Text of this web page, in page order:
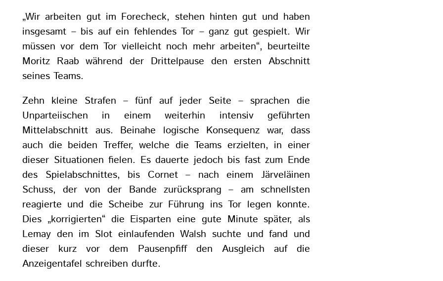
„Wir arbeiten gut im Forecheck, stehen hinten gut und haben
insgesamt – bis auf ein fehlendes Tor – ganz gut gespielt. Wir
müssen vor dem Tor vielleicht noch mehr arbeiten“, beurteilte
Moritz Raab während der Drittelpause den ersten Abschnitt
seines Teams.
Zehn kleine Strafen – fünf auf jeder Seite – sprachen die
Unparteiischen in einem weiterhin intensiv geführten
Mittelabschnitt aus. Beinahe logische Konsequenz war, dass
auch die beiden Treffer, welche die Teams erzielten, in einer
dieser Situationen fielen. Es dauerte jedoch bis fast zum Ende
des Spielabschnittes, bis Cornet – nach einem Järveläinen
Schuss, der von der Bande zurücksprang – am schnellsten
reagierte und die Scheibe zur Führung ins Tor legen konnte.
Dies „korrigierten“ die Eisparten eine gute Minute später, als
Lemay den im Slot einlaufenden Walsh suchte und fand und
dieser kurz vor dem Pausenpfiff den Ausgleich auf die
Anzeigentafel schreiben durfte.